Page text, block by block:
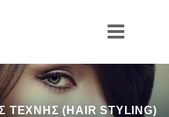
(HAIR STYLING)